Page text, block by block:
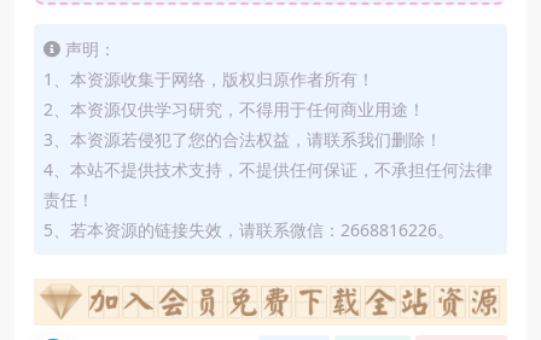
声明：
1、本资源收集于网络，版权归原作者所有！
2、本资源仅供学习研究，不得用于任何商业用途！
3、本资源若侵犯了您的合法权益，请联系我们删除！
4、本站不提供技术支持，不提供任何保证，不承担任何法律
责任！
5、若本资源的链接失效，请联系微信：2668816226。